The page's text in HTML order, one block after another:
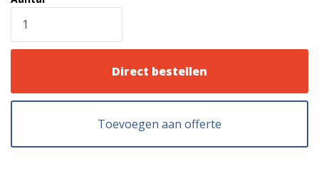
Direct bestellen
Toevoegen aan offerte